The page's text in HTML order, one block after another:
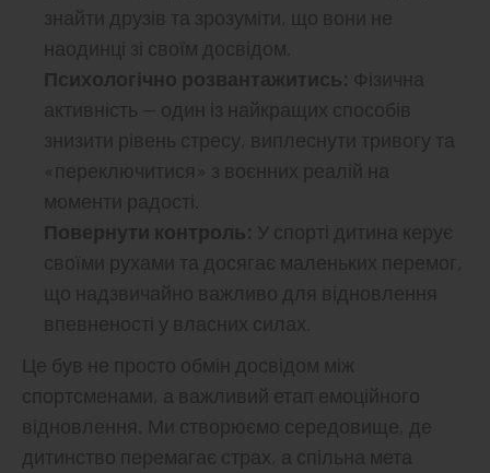
знайти друзів та зрозуміти, що вони не
наодинці зі своїм досвідом.
Психологічно розвантажитись: Фізична
активність — один із найкращих способів
знизити рівень стресу, виплеснути тривогу та
«переключитися» з воєнних реалій на
моменти радості.
Повернути контроль: У спорті дитина керує
своїми рухами та досягає маленьких перемог,
що надзвичайно важливо для відновлення
впевненості у власних силах.
Це був не просто обмін досвідом між
спортсменами, а важливий етап емоційного
відновлення. Ми створюємо середовище, де
дитинство перемагає страх, а спільна мета